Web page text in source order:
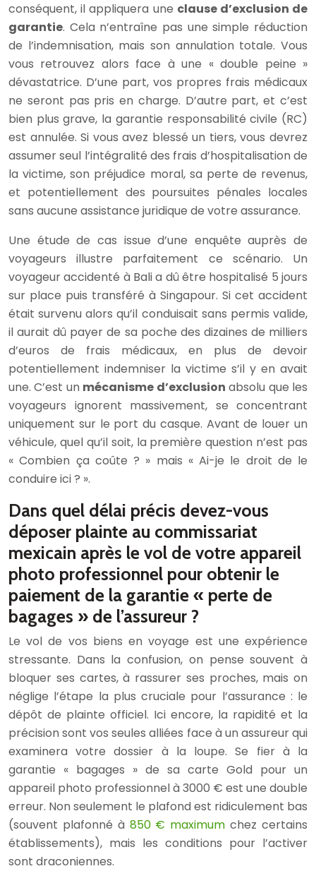
conséquent, il appliquera une clause d’exclusion de
garantie. Cela n’entraîne pas une simple réduction
de l’indemnisation, mais son annulation totale. Vous
vous retrouvez alors face à une « double peine »
dévastatrice. D’une part, vos propres frais médicaux
ne seront pas pris en charge. D’autre part, et c’est
bien plus grave, la garantie responsabilité civile (RC)
est annulée. Si vous avez blessé un tiers, vous devrez
assumer seul l’intégralité des frais d’hospitalisation de
la victime, son préjudice moral, sa perte de revenus,
et potentiellement des poursuites pénales locales
sans aucune assistance juridique de votre assurance.
Une étude de cas issue d’une enquête auprès de
voyageurs illustre parfaitement ce scénario. Un
voyageur accidenté à Bali a dû être hospitalisé 5 jours
sur place puis transféré à Singapour. Si cet accident
était survenu alors qu’il conduisait sans permis valide,
il aurait dû payer de sa poche des dizaines de milliers
d’euros de frais médicaux, en plus de devoir
potentiellement indemniser la victime s’il y en avait
une. C’est un mécanisme d’exclusion absolu que les
voyageurs ignorent massivement, se concentrant
uniquement sur le port du casque. Avant de louer un
véhicule, quel qu’il soit, la première question n’est pas
« Combien ça coûte ? » mais « Ai-je le droit de le
conduire ici ? ».
Dans quel délai précis devez-vous
déposer plainte au commissariat
mexicain après le vol de votre appareil
photo professionnel pour obtenir le
paiement de la garantie « perte de
bagages » de l’assureur ?
Le vol de vos biens en voyage est une expérience
stressante. Dans la confusion, on pense souvent à
bloquer ses cartes, à rassurer ses proches, mais on
néglige l’étape la plus cruciale pour l’assurance : le
dépôt de plainte officiel. Ici encore, la rapidité et la
précision sont vos seules alliées face à un assureur qui
examinera votre dossier à la loupe. Se fier à la
garantie « bagages » de sa carte Gold pour un
appareil photo professionnel à 3000 € est une double
erreur. Non seulement le plafond est ridiculement bas
(souvent plafonné à 850 € maximum chez certains
établissements), mais les conditions pour l’activer
sont draconiennes.